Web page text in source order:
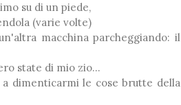
su di un piede,
(varie volte)
macchina parcheggiando: il
state di mio zio...
dimenticarmi le cose brutte della